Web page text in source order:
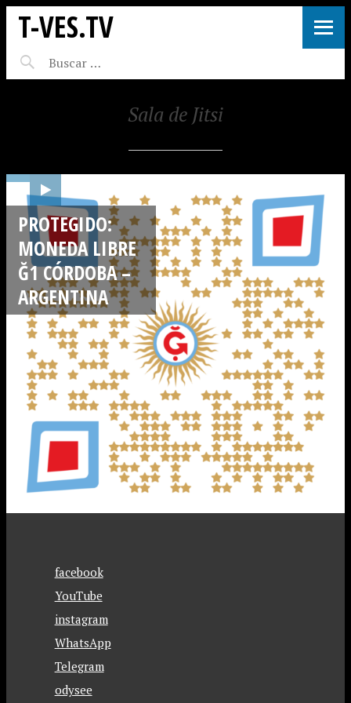
T-VES.TV
Sala de Jitsi
PROTEGIDO:
MONEDA LIBRE
Ğ1 CÓRDOBA –
ARGENTINA
facebook
YouTube
instagram
WhatsApp
Telegram
odysee